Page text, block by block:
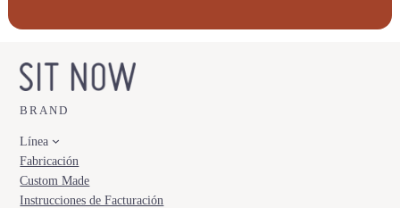
BRAND
Línea
Fabricación
Custom Made
Instrucciones de Facturación